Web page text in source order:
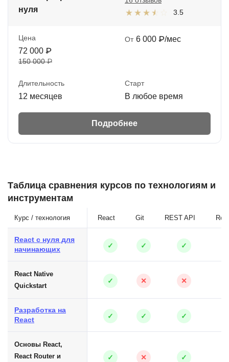
нуля
3.5
Цена
72 000 ₽
150 000 ₽
От 6 000 ₽/мес
Длительность
12 месяцев
Старт
В любое время
Подробнее
Таблица сравнения курсов по технологиям и
инструментам
Курс / технология React Git REST API
React с нуля для
начинающих
✓ ✓ ✓
React Native
Quickstart
✓ ✕ ✕
Разработка на
React
✓ ✓ ✓
Основы React,
React Router и
✓ ✕ ✓